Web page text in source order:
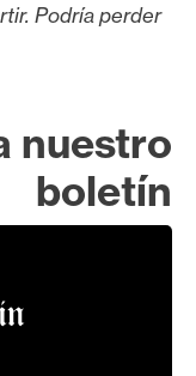
Podría perder
nuestro
boletín